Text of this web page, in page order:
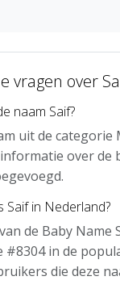
vragen over
naam Saif?
uit de categorie
over de
Saif in Nederland?
de Baby Name
#8304 in de
die deze